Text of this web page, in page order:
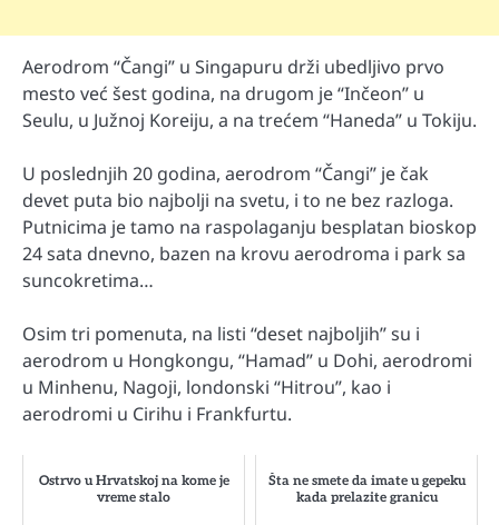
Aerodrom “Čangi” u Singapuru drži ubedljivo prvo
mesto već šest godina, na drugom je “Inčeon” u
Seulu, u Južnoj Koreiju, a na trećem “Haneda” u Tokiju.
U poslednjih 20 godina, aerodrom “Čangi” je čak
devet puta bio najbolji na svetu, i to ne bez razloga.
Putnicima je tamo na raspolaganju besplatan bioskop
24 sata dnevno, bazen na krovu aerodroma i park sa
suncokretima…
Osim tri pomenuta, na listi “deset najboljih” su i
aerodrom u Hongkongu, “Hamad” u Dohi, aerodromi
u Minhenu, Nagoji, londonski “Hitrou”, kao i
aerodromi u Cirihu i Frankfurtu.
Ostrvo u Hrvatskoj na kome je
vreme stalo
Šta ne smete da imate u gepeku
kada prelazite granicu